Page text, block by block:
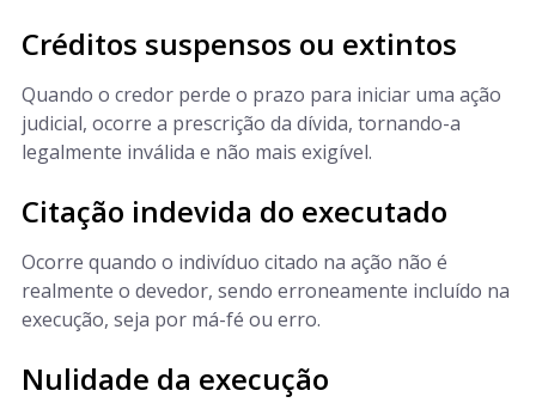
Créditos suspensos ou extintos
Quando o credor perde o prazo para iniciar uma ação
judicial, ocorre a prescrição da dívida, tornando-a
legalmente inválida e não mais exigível.
Citação indevida do executado
Ocorre quando o indivíduo citado na ação não é
realmente o devedor, sendo erroneamente incluído na
execução, seja por má-fé ou erro.
Nulidade da execução